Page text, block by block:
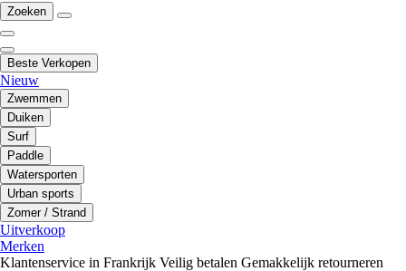
Zoeken
Beste Verkopen
Nieuw
Zwemmen
Duiken
Surf
Paddle
Watersporten
Urban sports
Zomer / Strand
Uitverkoop
Merken
Klantenservice in Frankrijk Veilig betalen Gemakkelijk retourneren